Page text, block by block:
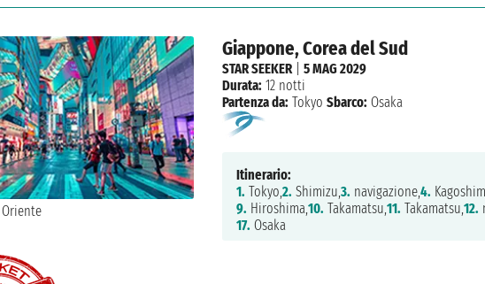
Giappone, Corea del Sud
STAR SEEKER| 5 MAG 2029
Durata: 12 notti
Partenza da: Tokyo Sbarco: Osaka
Itinerario:
1. Tokyo,2. Shimizu,3. navigazione,4.
9. Hiroshima,10. Takamatsu,11. Takamatsu,12.
17. Osaka